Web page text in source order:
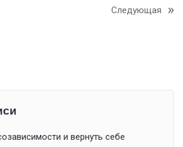
Следующая
и вернуть себе